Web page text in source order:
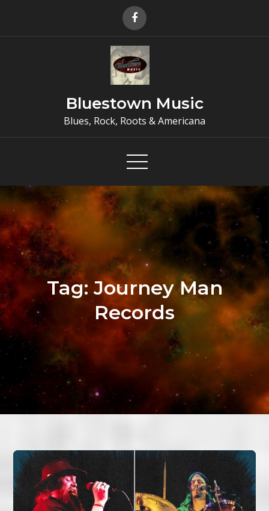
Bluestown Music
Blues, Rock, Roots & Americana
Tag:Journey Man
Records